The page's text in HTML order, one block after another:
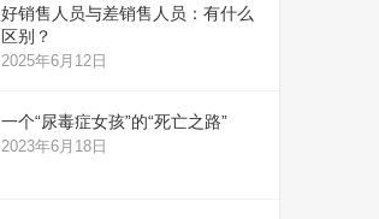
好销售人员与差销售人员：有什么
区别？
2025年6月12日
一个“尿毒症女孩”的“死亡之路”
2023年6月18日